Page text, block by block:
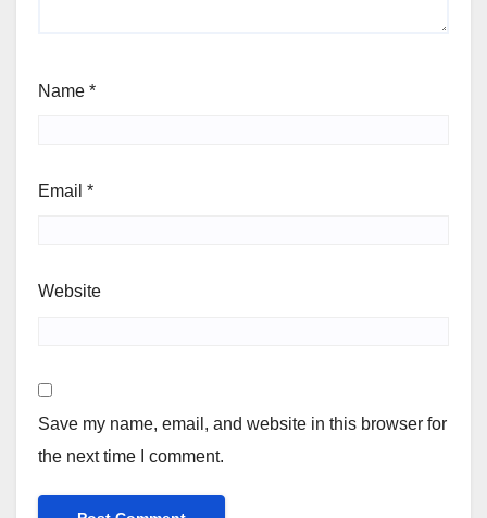
Name *
Email *
Website
Save my name, email, and website in this browser for
the next time I comment.